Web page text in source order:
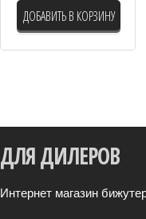
ДОБАВИТЬ В КОРЗИНУ
ДЛЯДИЛЕРОВ
Интернет магазин